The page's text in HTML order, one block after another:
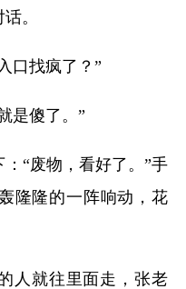
。
口找疯了？”
是傻了。”
“废物，看好了。”手
隆隆的一阵响动，花
人就往里面走，张老